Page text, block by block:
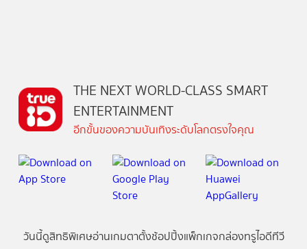
THE NEXT WORLD-CLASS SMART
ENTERTAINMENT
อีกขั้นของความบันเทิงระดับโลกตรงใจคุณ
วันนี้ดูสิทธิพิเศษอ่านเกมตาตั้งช้อปปิ้งแพ็กเกจกล่องทรูไอดีทีวี